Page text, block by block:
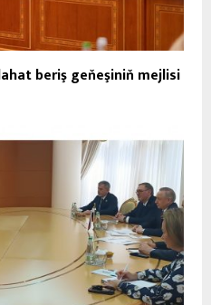
beriş geňeşiniň mejlisi